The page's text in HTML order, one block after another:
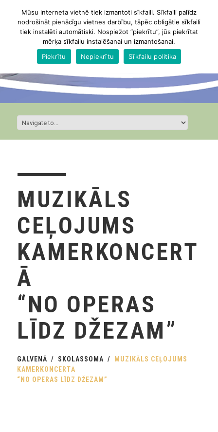
MUZIKĀLS
CEĻOJUMS
KAMERKONCERT
Ā
“NO OPERAS
LĪDZ DŽEZAM”
GALVENĀ SKOLASSOMA
MUZIKĀLS CEĻOJUMS
KAMERKONCERTĀ
“NO OPERAS LĪDZ DŽEZAM”
Mūsu interneta vietnē tiek izmantoti sīkfaili. Sīkfaili palīdz
nodrošināt pienācīgu vietnes darbību, tāpēc obligātie sīkfaili
tiek instalēti automātiski. Nospiežot “piekrītu”, jūs piekrītat
mērķa sīkfailu instalēšanai un izmantošanai.
Piekrītu
Nepiekrītu Sīkfailu politika